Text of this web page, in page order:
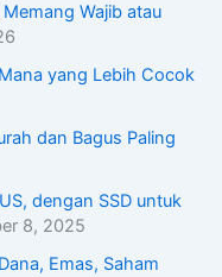
Wajib atau
yang Lebih Cocok
dan Bagus Paling
dengan SSD untuk
8, 2025
Emas, Saham